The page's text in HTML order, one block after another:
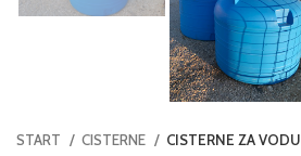
START CISTERNE CISTERNE ZA VODU